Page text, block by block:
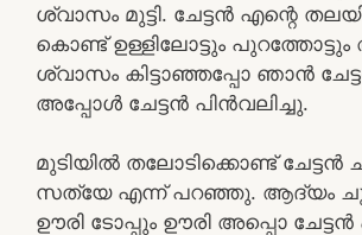
ശ്വാസം മുട്ടി. ചേട്ടൻ എന്റെ
കൊണ്ട് ഉള്ളിലോട്ടും പുറത്തോട്ടും
ശ്വാസം കിട്ടാഞ്ഞപ്പോ ഞാൻ
അപ്പോൾ ചേട്ടൻ പിൻവലിച്ചു.
മുടിയിൽ തലോടിക്കൊണ്ട് ചേട്ടൻ
സത്യേ എന്ന് പറഞ്ഞു. ആദ്യം
ഊരി ടോപ്പും ഊരി അപ്പൊ